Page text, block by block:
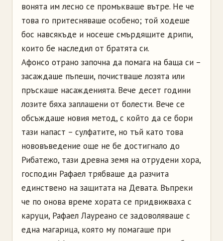
вонята им лесно се промъкваше вътре. Не че
това го притесняваше особено; той ходеше
бос навсякъде и носеше смърдящите дрипи,
които бе наследил от братята си.
Афонсо отрано започна да помага на баща си –
засаждаше пъпеши, почистваше лозята или
пръскаше насажденията. Вече десет години
лозите бяха заплашени от болести. Вече се
обсъждаше новия метод, с който да се бори
тази напаст – сулфатите, но тъй като това
нововъведение още не бе достигнало до
Рибатежо, тази древна земя на отрудени хора,
господин Рафаел трябваше да разчита
единствено на защитата на Девата. Въпреки
че по онова време хората се придвижваха с
каруци, Рафаел Лауреано се задоволяваше с
една магарица, която му помагаше при